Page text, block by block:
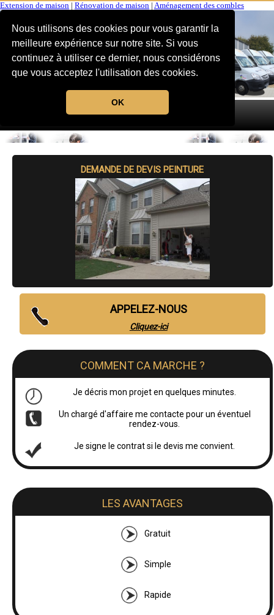
Nous utilisons des cookies pour vous garantir la
meilleure expérience sur notre site. Si vous
continuez à utiliser ce dernier, nous considérons
que vous acceptez l'utilisation des cookies.
OK
Extension de maison Rénovation de maison Aménagement des combles
MENU
DEMANDE DE DEVIS PEINTURE
APPELEZ-NOUS
Cliquez-ici
COMMENT CA MARCHE ?
Je décris mon projet en quelques minutes.
Un chargé d'affaire me contacte pour un éventuel
rendez-vous.
Je signe le contrat si le devis me convient.
LES AVANTAGES
Gratuit
Simple
Rapide